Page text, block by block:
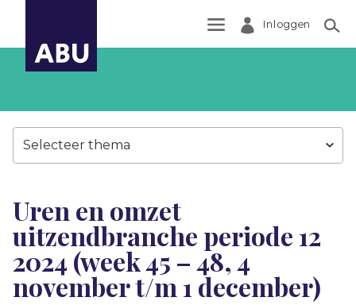
Inloggen
Selecteer thema
Uren en omzet
uitzendbranche periode 12
2024 (week 45 – 48, 4
november t/m 1 december)